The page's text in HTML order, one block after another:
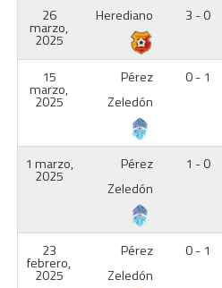
26
marzo,
2025
Herediano 3 - 0
15
marzo,
2025
Pérez
Zeledón
0 - 1
1 marzo,
2025
Pérez
Zeledón
1 - 0
23
febrero,
2025
Pérez
Zeledón
0 - 1